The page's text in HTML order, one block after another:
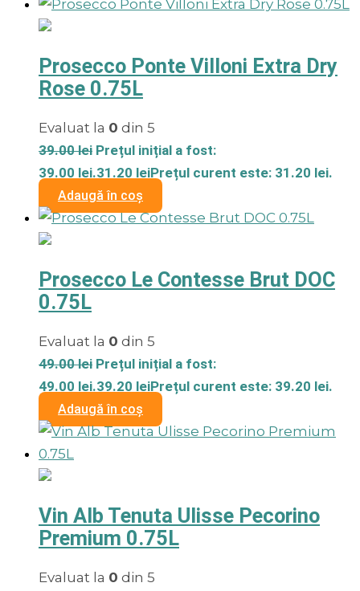
Prosecco Ponte Villoni Extra Dry
Rose 0.75L
Evaluat la 0 din 5
39.00lei Prețul inițial a fost:
39.00 lei.31.20 leiPrețul curent este: 31.20 lei.
Adaugă în coș
Prosecco Le Contesse Brut DOC
0.75L
Evaluat la 0 din 5
49.00lei Prețul inițial a fost:
49.00 lei.39.20 leiPrețul curent este: 39.20 lei.
Adaugă în coș
Vin Alb Tenuta Ulisse Pecorino
Premium 0.75L
Evaluat la 0 din 5